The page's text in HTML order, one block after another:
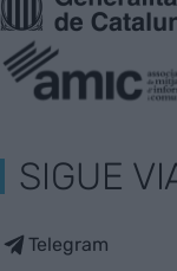
SIGUE
Telegram